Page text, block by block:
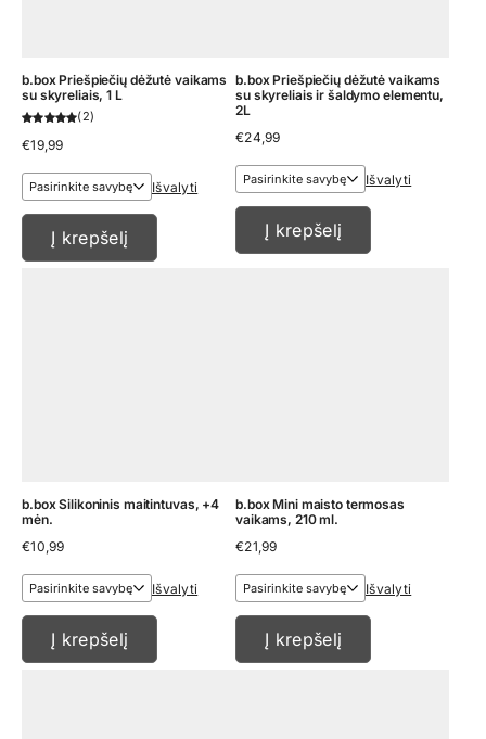
b.box Priešpiečių dėžutė vaikams
su skyreliais, 1 L
2
€19,99
Išvalyti
Į krepšelį
b.box Priešpiečių dėžutė vaikams
su skyreliais ir šaldymo elementu,
2L
€24,99
Išvalyti
Į krepšelį
b.box Silikoninis maitintuvas, +4
mėn.
€10,99
Išvalyti
Į krepšelį
b.box Mini maisto termosas
vaikams, 210 ml.
€21,99
Išvalyti
Į krepšelį